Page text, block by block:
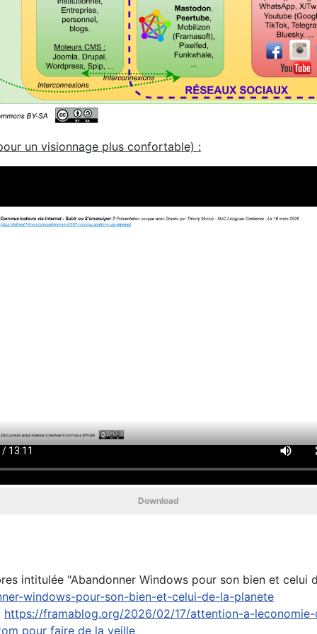
un visionnage plus confortable) :
Download
intitulée "Abandonner Windows pour son bien et celui
windows-pour-son-bien-et-celui-de-la-planete
https://framablog.org/2026/02/17/attention-a-
pour faire de la veille